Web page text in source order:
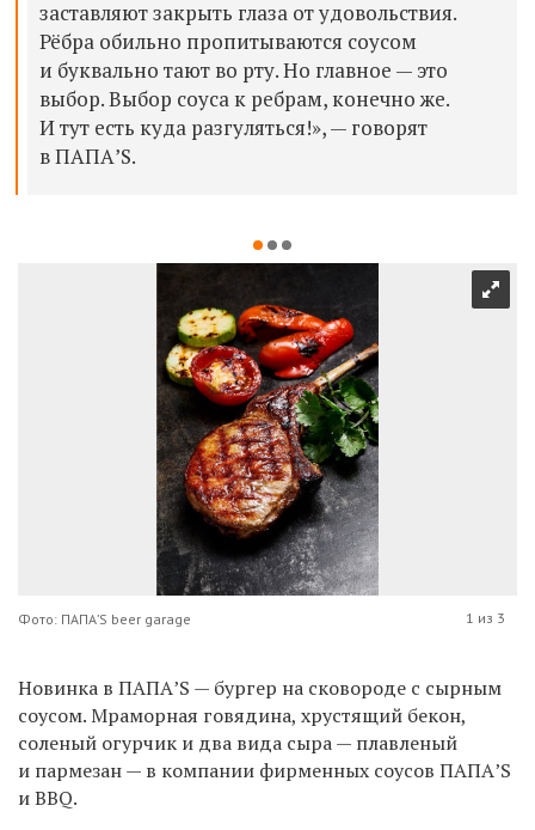
заставляют закрыть глаза от удовольствия.
Рёбра обильно пропитываются соусом
и буквально тают во рту.Но главное — это
выбор. Выбор соуса к ребрам, конечно же.
И тут есть куда разгуляться!», — говорят
в ПАПА’S.
Фото: ПАПА’S beer garage 1 из 3
Новинка в ПАПА’S — бургер на сковороде с сырным
соусом. Мраморная говядина, хрустящий бекон,
соленый огурчик и два вида сыра — плавленый
и пармезан — в компании фирменных соусов ПАПА’S
и BBQ.